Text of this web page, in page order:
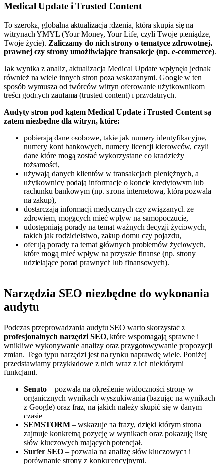
Medical Update i Trusted Content
To szeroka, globalna aktualizacja rdzenia, która skupia się na
witrynach YMYL (Your Money, Your Life, czyli Twoje pieniądze,
Twoje życie). Zaliczamy do nich strony o tematyce zdrowotnej,
prawnej czy strony umożliwiające transakcje (np. e-commerce).
Jak wynika z analiz, aktualizacja Medical Update wpłynęła jednak
również na wiele innych stron poza wskazanymi. Google w ten
sposób wymusza od twórców witryn oferowanie użytkownikom
treści godnych zaufania (trusted content) i przydatnych.
Audyty stron pod kątem Medical Update i Trusted Content są
zatem niezbędne dla witryn, które:
pobierają dane osobowe, takie jak numery identyfikacyjne,
numery kont bankowych, numery licencji kierowców, czyli
dane które mogą zostać wykorzystane do kradzieży
tożsamości,
używają danych klientów w transakcjach pieniężnych, a
użytkownicy podają informacje o koncie kredytowym lub
rachunku bankowym (np. strona internetowa, która pozwala
na zakup),
dostarczają informacji medycznych czy związanych ze
zdrowiem, mogących mieć wpływ na samopoczucie,
udostępniają porady na temat ważnych decyzji życiowych,
takich jak rodzicielstwo, zakup domu czy pojazdu,
oferują porady na temat głównych problemów życiowych,
które mogą mieć wpływ na przyszłe finanse (np. strony
udzielające porad prawnych lub finansowych).
Narzędzia SEO niezbędne do wykonania
audytu
Podczas przeprowadzania audytu SEO warto skorzystać z
profesjonalnych narzędzi SEO, które wspomagają sprawne i
wnikliwe wykonywanie analizy oraz przygotowywanie propozycji
zmian. Tego typu narzędzi jest na rynku naprawdę wiele. Poniżej
przedstawiamy przykładowe z nich wraz z ich niektórymi
funkcjami.
Senuto – pozwala na określenie widoczności strony w
organicznych wynikach wyszukiwania (bazując na wynikach
z Google) oraz fraz, na jakich należy skupić się w danym
czasie.
SEMSTORM – wskazuje na frazy, dzięki którym strona
zajmuje konkretną pozycję w wynikach oraz pokazuję listę
słów kluczowych mających potencjał.
Surfer SEO – pozwala na analizę słów kluczowych i
porównanie strony z konkurencyjnymi.